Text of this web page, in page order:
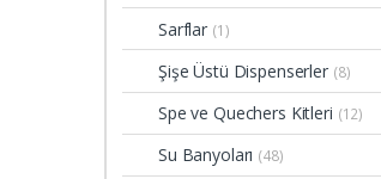
Sarflar (1)
Şişe Üstü Dispenserler (8)
Spe ve Quechers Kitleri (12)
Su Banyoları (48)